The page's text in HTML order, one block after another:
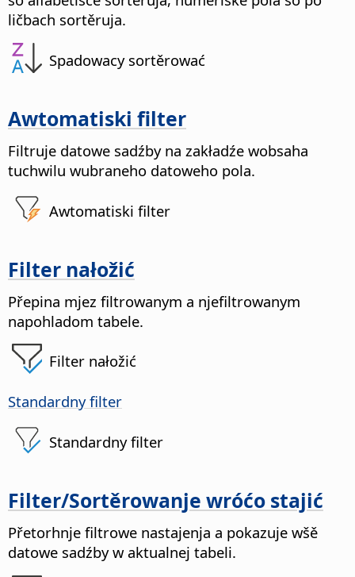
ličbach sortěruja.
Spadowacy sortěrować
Awtomatiski filter
Filtruje datowe sadźby na zakładźe wobsaha
tuchwilu wubraneho datoweho pola.
Awtomatiski filter
Filter nałožić
Přepina mjez filtrowanym a njefiltrowanym
napohladom tabele.
Filter nałožić
Standardny filter
Standardny filter
Filter/Sortěrowanje wróćo stajić
Přetorhnje filtrowe nastajenja a pokazuje wšě
datowe sadźby w aktualnej tabeli.